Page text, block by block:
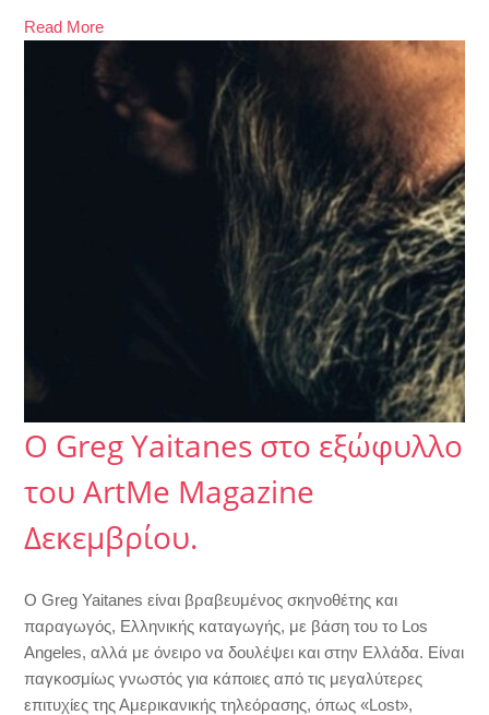
Read More
Ο Greg Yaitanes στο εξώφυλλο
του ArtMe Magazine
Δεκεμβρίου.
Ο Greg Yaitanes είναι βραβευμένος σκηνοθέτης και
παραγωγός, Ελληνικής καταγωγής, με βάση του το Los
Angeles, αλλά με όνειρο να δουλέψει και στην Ελλάδα. Είναι
παγκοσμίως γνωστός για κάποιες από τις μεγαλύτερες
επιτυχίες της Αμερικανικής τηλεόρασης, όπως «Lost»,